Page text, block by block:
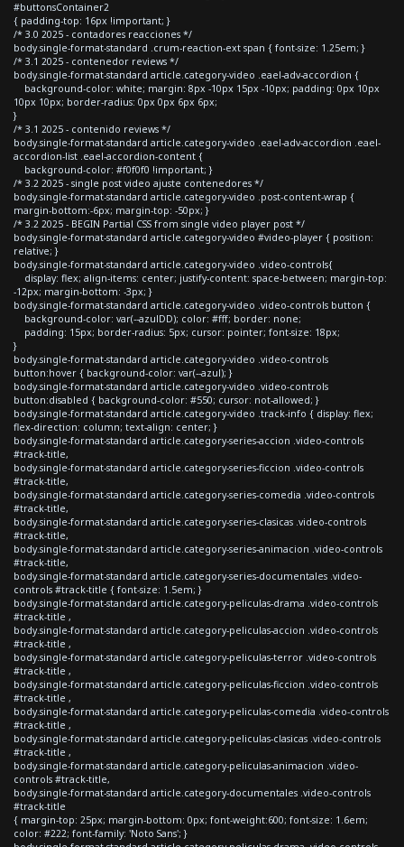
#buttonsContainer2
{ padding-top: 16px !important; }
/* 3.0 2025 - contadores reacciones */
body.single-format-standard .crum-reaction-ext span { font-size: 1.25em; }
/* 3.1 2025 - contenedor reviews */
body.single-format-standard article.category-video .eael-adv-accordion {
background-color: white; margin: 8px -10px 15px -10px; padding: 0px 10px
10px 10px; border-radius: 0px 0px 6px 6px;
}
/* 3.1 2025 - contenido reviews */
body.single-format-standard article.category-video .eael-adv-accordion .eael-
accordion-list .eael-accordion-content {
background-color: #f0f0f0 !important; }
/* 3.2 2025 - single post video ajuste contenedores */
body.single-format-standard article.category-video .post-content-wrap {
margin-bottom:-6px; margin-top: -50px; }
/* 3.2 2025 - BEGIN Partial CSS from single video player post */
body.single-format-standard article.category-video #video-player { position:
relative; }
body.single-format-standard article.category-video .video-controls{
display: flex; align-items: center; justify-content: space-between; margin-top:
-12px; margin-bottom: -3px; }
body.single-format-standard article.category-video .video-controls button {
background-color: var(--azulDD); color: #fff; border: none;
padding: 15px; border-radius: 5px; cursor: pointer; font-size: 18px;
}
body.single-format-standard article.category-video .video-controls
button:hover { background-color: var(--azul); }
body.single-format-standard article.category-video .video-controls
button:disabled { background-color: #550; cursor: not-allowed; }
body.single-format-standard article.category-video .track-info { display: flex;
flex-direction: column; text-align: center; }
body.single-format-standard article.category-series-accion .video-controls
#track-title,
body.single-format-standard article.category-series-ficcion .video-controls
#track-title,
body.single-format-standard article.category-series-comedia .video-controls
#track-title,
body.single-format-standard article.category-series-clasicas .video-controls
#track-title,
body.single-format-standard article.category-series-animacion .video-controls
#track-title,
body.single-format-standard article.category-series-documentales .video-
controls #track-title { font-size: 1.5em; }
body.single-format-standard article.category-peliculas-drama .video-controls
#track-title ,
body.single-format-standard article.category-peliculas-accion .video-controls
#track-title ,
body.single-format-standard article.category-peliculas-terror .video-controls
#track-title ,
body.single-format-standard article.category-peliculas-ficcion .video-controls
#track-title ,
body.single-format-standard article.category-peliculas-comedia .video-controls
#track-title ,
body.single-format-standard article.category-peliculas-clasicas .video-controls
#track-title ,
body.single-format-standard article.category-peliculas-animacion .video-
controls #track-title,
body.single-format-standard article.category-documentales .video-controls
#track-title
{ margin-top: 25px; margin-bottom: 0px; font-weight:600; font-size: 1.6em;
color: #222; font-family: 'Noto Sans'; }